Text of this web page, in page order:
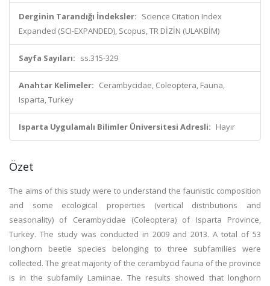
Derginin Tarandığı İndeksler: Science Citation Index
Expanded (SCI-EXPANDED), Scopus, TR DİZİN (ULAKBİM)
Sayfa Sayıları: ss.315-329
Anahtar Kelimeler: Cerambycidae, Coleoptera, Fauna,
Isparta, Turkey
Isparta Uygulamalı Bilimler Üniversitesi Adresli: Hayır
Özet
The aims of this study were to understand the faunistic composition
and some ecological properties (vertical distributions and
seasonality) of Cerambycidae (Coleoptera) of Isparta Province,
Turkey. The study was conducted in 2009 and 2013. A total of 53
longhorn beetle species belonging to three subfamilies were
collected. The great majority of the cerambycid fauna of the province
is in the subfamily Lamiinae. The results showed that longhorn